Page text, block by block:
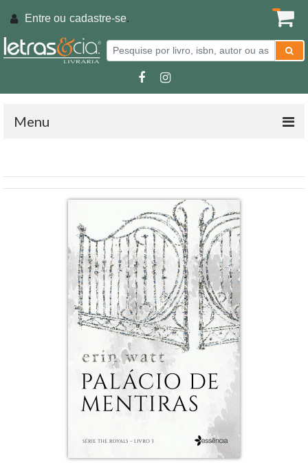
Entre ou cadastre-se.
Menu